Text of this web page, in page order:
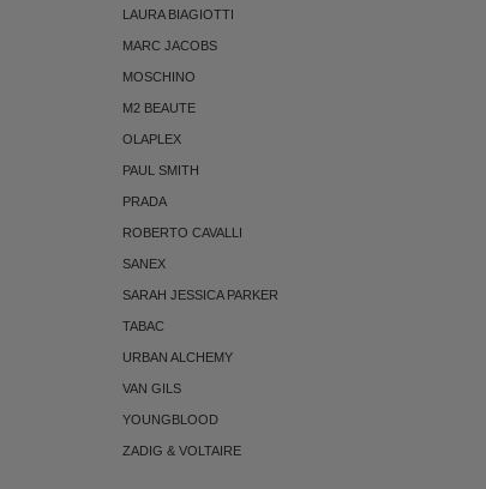
LAURA BIAGIOTTI
MARC JACOBS
MOSCHINO
M2 BEAUTE
OLAPLEX
PAUL SMITH
PRADA
ROBERTO CAVALLI
SANEX
SARAH JESSICA PARKER
TABAC
URBAN ALCHEMY
VAN GILS
YOUNGBLOOD
ZADIG & VOLTAIRE